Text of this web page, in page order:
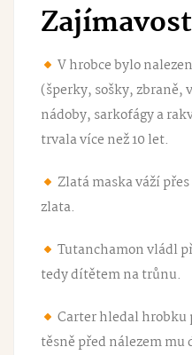
V hrobce bylo
(šperky, sošky, zbraně,
nádoby, sarkofágy a
trvala více než 10 let.
Zlatá maska váží
zlata.
Tutanchamon vládl
tedy dítětem na trůnu.
Carter hledal hrobku
těsně před nálezem mu